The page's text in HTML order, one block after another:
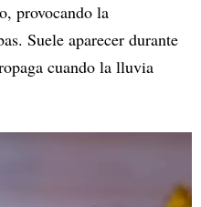
provocando la
Suele aparecer durante
cuando la lluvia